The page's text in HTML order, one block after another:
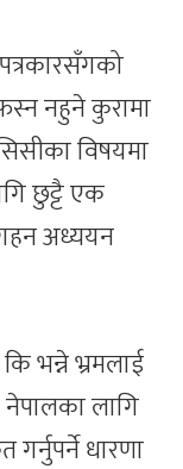
नहुने कुरामा
विषयमा
छुट्टै एक
अध्ययन
भन्ने भ्रमलाई
लागि
धारणा